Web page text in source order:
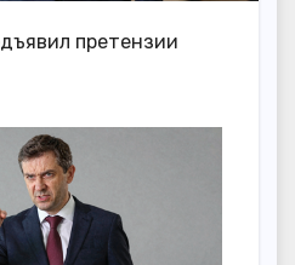
претензии